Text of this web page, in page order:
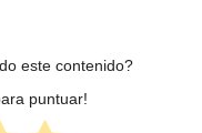
este contenido?
puntuar!